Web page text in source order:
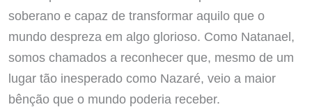
soberano e capaz de transformar aquilo que o
mundo despreza em algo glorioso. Como Natanael,
somos chamados a reconhecer que, mesmo de um
lugar tão inesperado como Nazaré, veio a maior
bênção que o mundo poderia receber.